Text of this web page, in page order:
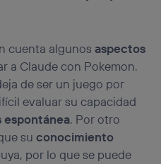
cuenta algunos aspectos
a Claude con Pokemon.
de ser un juego por
evaluar su capacidad
espontánea. Por otro
suconocimiento
por lo que se puede